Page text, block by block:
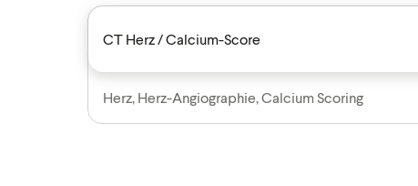
CT Herz / Calcium-Score
Herz, Herz-Angiographie, Calcium Scoring